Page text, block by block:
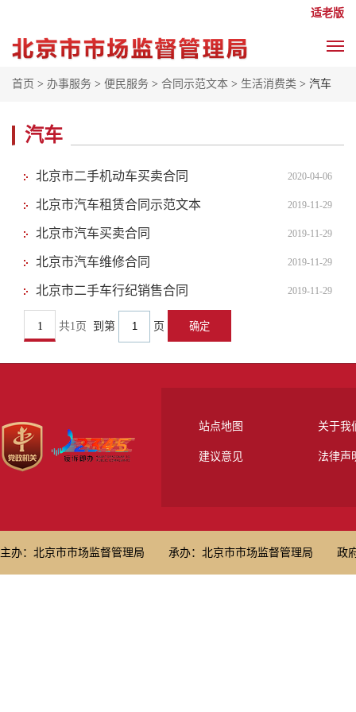
适老版
首页 > 办事服务 > 便民服务 > 合同示范文本 > 生活消费类 > 汽车
汽车
北京市二手机动车买卖合同 2020-04-06
北京市汽车租赁合同示范文本 2019-11-29
北京市汽车买卖合同 2019-11-29
北京市汽车维修合同 2019-11-29
北京市二手车行纪销售合同 2019-11-29
1 共1页 到第 页
站点地图 关于我
建议意见 法律声
主办：北京市市场监督管理局 承办：北京市市场监督管理局 政